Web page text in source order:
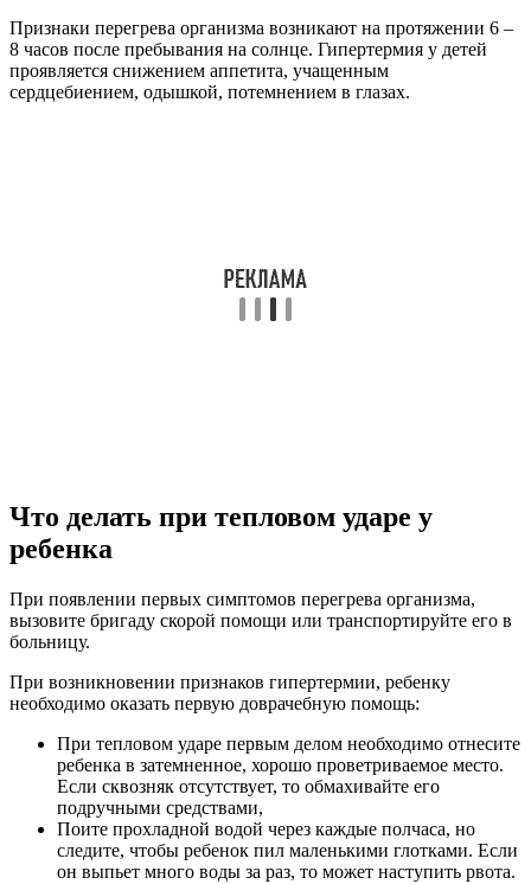
Признаки перегрева организма возникают на протяжении 6 –
8 часов после пребывания на солнце. Гипертермия у детей
проявляется снижением аппетита, учащенным
сердцебиением, одышкой, потемнением в глазах.
Что делать при тепловом ударе у
ребенка
При появлении первых симптомов перегрева организма,
вызовите бригаду скорой помощи или транспортируйте его в
больницу.
При возникновении признаков гипертермии, ребенку
необходимо оказать первую доврачебную помощь:
При тепловом ударе первым делом необходимо отнесите
ребенка в затемненное, хорошо проветриваемое место.
Если сквозняк отсутствует, то обмахивайте его
подручными средствами,
Поите прохладной водой через каждые полчаса, но
следите, чтобы ребенок пил маленькими глотками. Если
он выпьет много воды за раз, то может наступить рвота.